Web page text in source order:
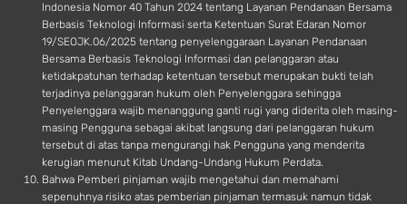
Indonesia Nomor 40 Tahun 2024 tentang Layanan Pendanaan Bersama
Berbasis Teknologi Informasi serta Ketentuan Surat Edaran Nomor
19/SEOJK.06/2025 tentang penyelenggaraan Layanan Pendanaan
Bersama Berbasis Teknologi Informasi dan pelanggaran atau
ketidakpatuhan terhadap ketentuan tersebut merupakan bukti telah
terjadinya pelanggaran hukum oleh Penyelenggara sehingga
Penyelenggara wajib menanggung ganti rugi yang diderita oleh masing-
masing Pengguna sebagai akibat langsung dari pelanggaran hukum
tersebut di atas tanpa mengurangi hak Pengguna yang menderita
kerugian menurut Kitab Undang-Undang Hukum Perdata.
Bahwa Pemberi pinjaman wajib mengetahui dan memahami
sepenuhnya risiko atas pemberian pinjaman termasuk namun tidak